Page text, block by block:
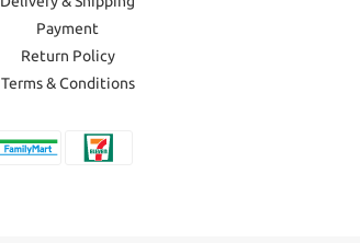
Payment
Return Policy
Terms & Conditions